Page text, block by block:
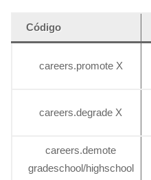
Código
careers.promote X
careers.degrade X
careers.demote
gradeschool/highschool